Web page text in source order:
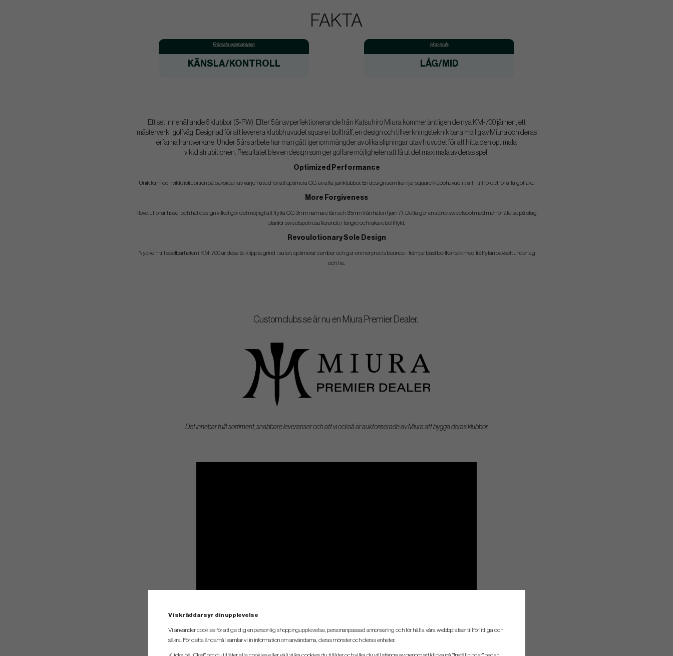
FAKTA
Främsta egenskaper:
KÄNSLA/KONTROLL
Hcp-nivå:
LÅG/MID
Ett set innehållande 6 klubbor (5-PW). Efter 5 år av perfektionerande från Katsuhiro Miura kommer äntligen de nya KM-700 järnen, ett
mästerverk i golfväg. Designad för att leverera klubbhuvudet square i bollträff, en design och tillverkningsteknik bara möjlig av Miura och deras
erfarna hantverkare. Under 5 års arbete har man gått igenom mängder av olika slipningar utav huvudet för att hitta den optimala
viktdistrubitionen. Resultatet blev en design som ger golfare möjligheten att få ut det maximala av deras spel.
Optimized Performance
Unik form och viktdistrubition på baksidan av varje huvud för att optimera CG av alla järnklubbor. En design som främjar square klubbhuvud i träff - till fördel för alla golfare.
More Forgiveness
Rovolutionär hosel och häl design vilket gör det möjligt att flytta CG 3mm närmare tån och 35mm från hälen (järn 7). Detta ger en större sweetspot med mer förlåtelse på slag
utanför sweetspot resulterande i längre och rakare bollflykt.
Revoulotionary Sole Design
Nyckeln till spelbarheten i KM-700 är dess tå-klippta grind i sulan, optimerar camber och ger en mer precis bounce - främjar bäst bollkontakt med träffytan oavsett underlag
och lie.
Customclubs.se är nu en Miura Premier Dealer.
Det innebär fullt sortiment, snabbare leveranser och att vi också är auktoriserade av Miura att bygga deras klubbor.
Vi skräddarsyr din upplevelse
Vi använder cookies för att ge dig en personlig shoppingupplevelse, personanpassad annonsering och för hålla våra webbplatser tillförlitliga och
säkra. För detta ändamål samlar vi in information om användarna, deras mönster och deras enheter.